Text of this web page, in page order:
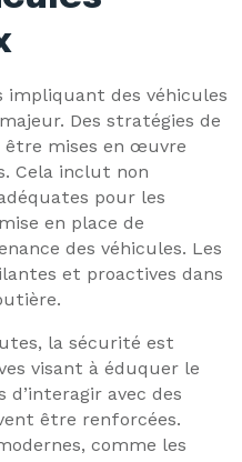
impliquant des véhicules
Des stratégies de
mises en œuvre
Cela inclut non
pour les
en place de
des véhicules. Les
et proactives dans
la sécurité est
visant à éduquer le
avec des
être renforcées.
comme les